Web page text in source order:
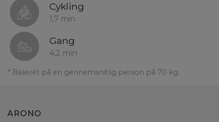
Cykling
1,7 min
Gang
4,2 min
* Baseret på en gennemsnitlig person på 70 kg.
ARONO